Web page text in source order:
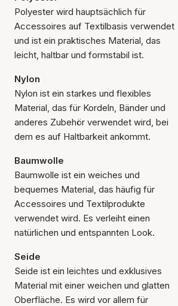
Polyester wird hauptsächlich für
Accessoires auf Textilbasis verwendet
und ist ein praktisches Material, das
leicht, haltbar und formstabil ist.
Nylon
Nylon ist ein starkes und flexibles
Material, das für Kordeln, Bänder und
anderes Zubehör verwendet wird, bei
dem es auf Haltbarkeit ankommt.
Baumwolle
Baumwolle ist ein weiches und
bequemes Material, das häufig für
Accessoires und Textilprodukte
verwendet wird. Es verleiht einen
natürlichen und entspannten Look.
Seide
Seide ist ein leichtes und exklusives
Material mit einer weichen und glatten
Oberfläche. Es wird vor allem für